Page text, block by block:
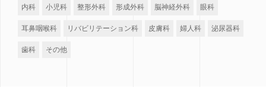
内科 小児科 整形外科 形成外科 脳神経外科 眼科
耳鼻咽喉科 リバビリテーション科 皮膚科 婦人科 泌尿器科
歯科 その他